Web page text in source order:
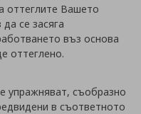
оттеглите Вашето
се засяга
въз основа
оттеглено.
упражняват, съобразно
в съответното